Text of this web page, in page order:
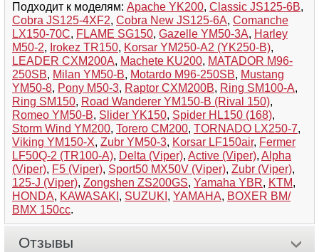
Подходит к моделям: Apache YK200, Classic JS125-6B,
Cobra JS125-4XF2, Cobra New JS125-6A, Comanche
LX150-70C, FLAME SG150, Gazelle YM50-3A, Harley
M50-2, Irokez TR150, Korsar YM250-A2 (YK250-B),
LEADER CXM200A, Machete KU200, MATADOR M96-
250SB, Milan YM50-B, Motardo M96-250SB, Mustang
YM50-8, Pony M50-3, Raptor CXM200B, Ring SM100-A,
Ring SM150, Road Wanderer YM150-B (Rival 150),
Romeo YM50-B, Slider YK150, Spider HL150 (168),
Storm Wind YM200, Torero CM200, TORNADO LX250-7,
Viking YM150-X, Zubr YM50-3, Korsar LF150air, Fermer
LF50Q-2 (TR100-A), Delta (Viper), Active (Viper), Alpha
(Viper), F5 (Viper), Sport50 MX50V (Viper), Zubr (Viper),
125-J (Viper), Zongshen ZS200GS, Yamaha YBR, KTM,
HONDA, KAWASAKI , SUZUKI , YAMAHA, BOXER BM/
ВМX 150cc.
Отзывы